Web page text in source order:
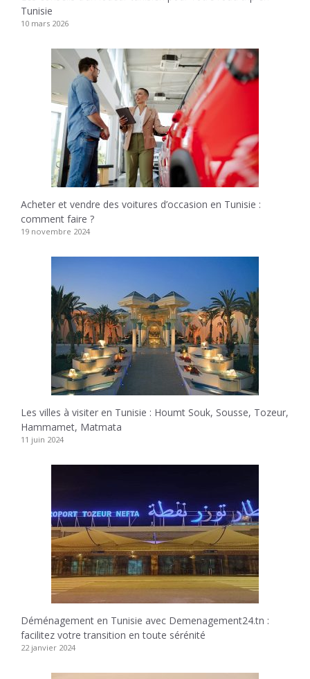
Tunisie
10 mars 2026
Acheter et vendre des voitures d’occasion en Tunisie :
comment faire ?
19 novembre 2024
Les villes à visiter en Tunisie : Houmt Souk, Sousse, Tozeur,
Hammamet, Matmata
11 juin 2024
Déménagement en Tunisie avec Demenagement24.tn :
facilitez votre transition en toute sérénité
22 janvier 2024